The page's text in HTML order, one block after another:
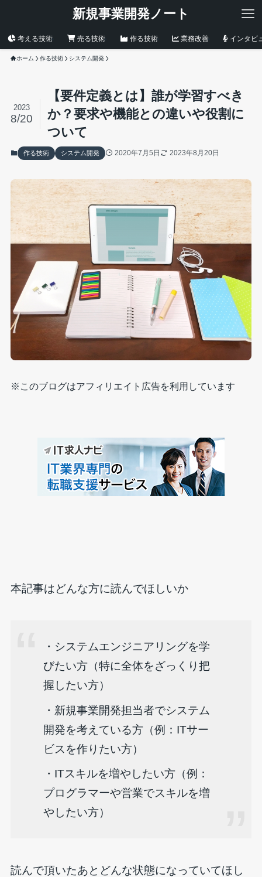
新規事業開発ノート
考える技術 売る技術 作る技術 業務改善 インタビ
ホーム 作る技術 システム開発
【要件定義とは】誰が学習すべき
か？要求や機能との違いや役割に
ついて
2023
8/20
作る技術 システム開発 2020年7月5日 2023年8月20日
※このブログはアフィリエイト広告を利用しています
本記事はどんな方に読んでほしいか
・システムエンジニアリングを学
びたい方（特に全体をざっくり把
握したい方）
・新規事業開発担当者でシステム
開発を考えている方（例：ITサー
ビスを作りたい方）
・ITスキルを増やしたい方（例：
プログラマーや営業でスキルを増
やしたい方）
読んで頂いたあとどんな状態になっていてほし